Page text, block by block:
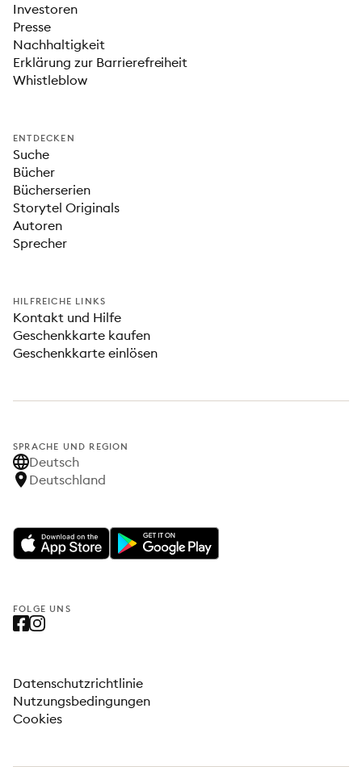
Investoren
Presse
Nachhaltigkeit
Erklärung zur Barrierefreiheit
Whistleblow
ENTDECKEN
Suche
Bücher
Bücherserien
Storytel Originals
Autoren
Sprecher
HILFREICHE LINKS
Kontakt und Hilfe
Geschenkkarte kaufen
Geschenkkarte einlösen
SPRACHE UND REGION
Deutsch
Deutschland
FOLGE UNS
Datenschutzrichtlinie
Nutzungsbedingungen
Cookies